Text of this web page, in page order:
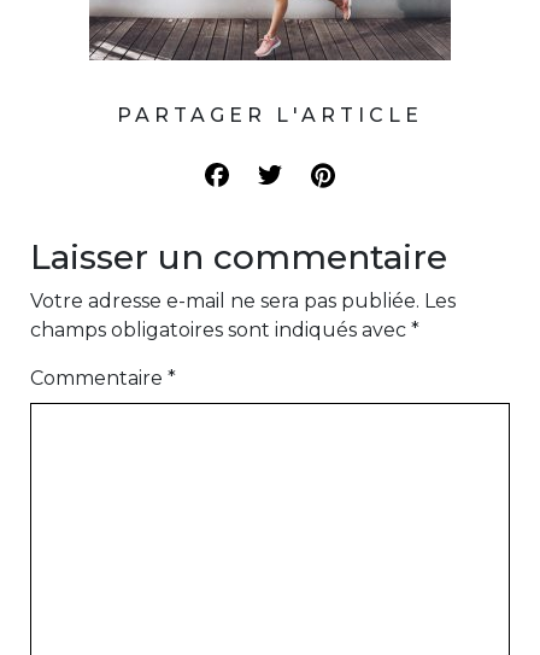
PARTAGER L'ARTICLE
Laisser un commentaire
Votre adresse e-mail ne sera pas publiée. Les
champs obligatoires sont indiqués avec *
Commentaire *